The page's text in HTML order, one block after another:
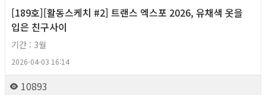
[189호][활동스케치 #2] 트랜스 엑스포 2026, 유채색 옷을
입은 친구사이
기간 : 3월
2026-04-03 16:14
10893